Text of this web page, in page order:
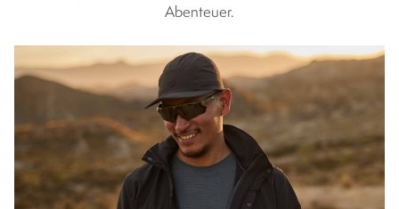
Abenteuer.